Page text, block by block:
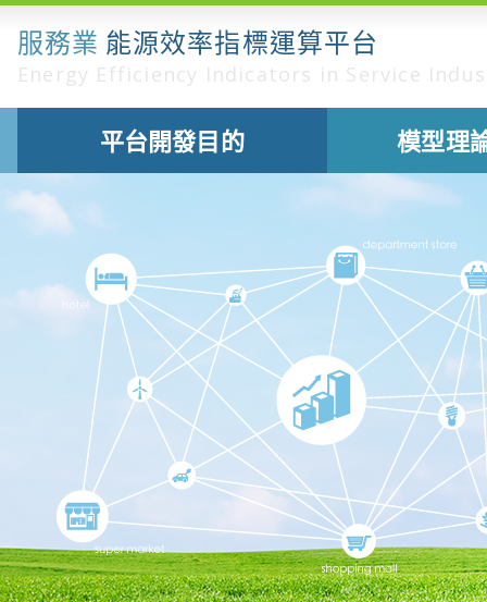
服務業 能源效率指標運算平台
Energy Efficiency Indicators in Service
平台開發目的 模型理